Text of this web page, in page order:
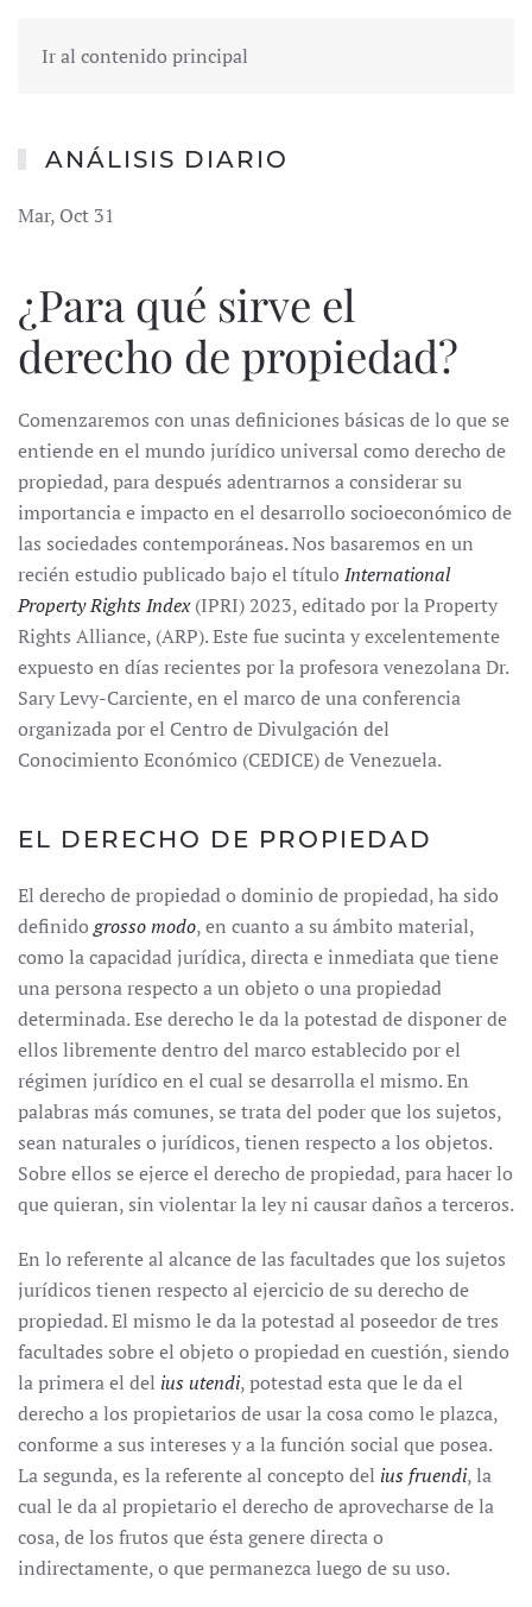
Ir al contenido principal
ANÁLISIS DIARIO
Mar, Oct 31
¿Para qué sirve el
derecho de propiedad?
Comenzaremos con unas definiciones básicas de lo que se
entiende en el mundo jurídico universal como derecho de
propiedad, para después adentrarnos a considerar su
importancia e impacto en el desarrollo socioeconómico de
las sociedades contemporáneas. Nos basaremos en un
recién estudio publicado bajo el título International
Property Rights Index(IPRI) 2023, editado por la Property
Rights Alliance, (ARP). Este fue sucinta y excelentemente
expuesto en días recientes por la profesora venezolana Dr.
Sary Levy-Carciente, en el marco de una conferencia
organizada por el Centro de Divulgación del
Conocimiento Económico (CEDICE) de Venezuela.
EL DERECHO DE PROPIEDAD
El derecho de propiedad o dominio de propiedad, ha sido
definido grosso modo, en cuanto a su ámbito material,
como la capacidad jurídica, directa e inmediata que tiene
una persona respecto a un objeto o una propiedad
determinada. Ese derecho le da la potestad de disponer de
ellos libremente dentro del marco establecido por el
régimen jurídico en el cual se desarrolla el mismo. En
palabras más comunes, se trata del poder que los sujetos,
sean naturales o jurídicos, tienen respecto a los objetos.
Sobre ellos se ejerce el derecho de propiedad, para hacer lo
que quieran, sin violentar la ley ni causar daños a terceros.
En lo referente al alcance de las facultades que los sujetos
jurídicos tienen respecto al ejercicio de su derecho de
propiedad. El mismo le da la potestad al poseedor de tres
facultades sobre el objeto o propiedad en cuestión, siendo
la primera el del ius utendi, potestad esta que le da el
derecho a los propietarios de usar la cosa como le plazca,
conforme a sus intereses y a la función social que posea.
La segunda, es la referente al concepto del ius fruendi, la
cual le da al propietario el derecho de aprovecharse de la
cosa, de los frutos que ésta genere directa o
indirectamente, o que permanezca luego de su uso.